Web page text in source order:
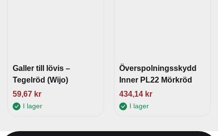
Galler till lövis –
Tegelröd (Wijo)
59,67 kr
I lager
Överspolningsskydd
Inner PL22 Mörkröd
434,14 kr
I lager